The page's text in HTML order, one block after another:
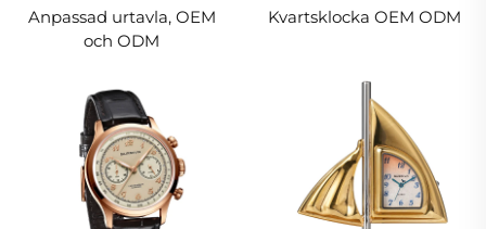
Anpassad urtavla, OEM
och ODM
Kvartsklocka OEM ODM